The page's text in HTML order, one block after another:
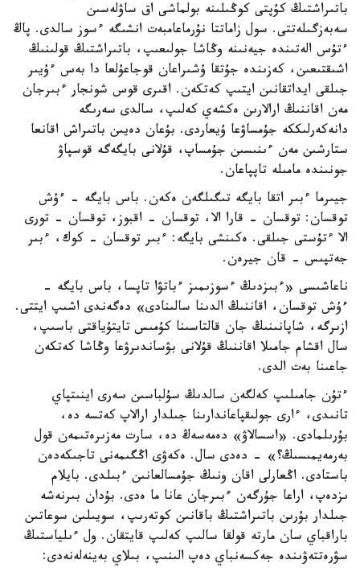
باتىراشتىڭ كۇپتى كوڭىلىنە بولماشى اق ساۋلەسىن
سەبەزگىلەتتى. سول زاماتتا نۇرماعامبەت انشىگە ءسوز سالدى. پاڭ
ءتۇس الەتىندە جيەنىنە وڭاشا جولىعىپ، باتىراشتىڭ قولىنىڭ
اشىقتىعىن، كەزىندە جۇتقا ۇشىراعان قوجاعۇلعا دا بەس ءۇيىر
جىلقى ايداتقانىن ايتىپ كەتكەن. اقىرى قوس شونجار ءبىرجان
مەن اقاننىڭ ارالارىن ەكشەي كەلىپ، سالدى سەرىگە
دانەكەرلىككە جۇمساۋعا ۇيعاردى. بۇعان دەيىن باتىراش اقانعا
ستارشىن مەن ءىنىسىن جۇمساپ، قۇلانى بايگەگە قوسپاۋ
جونىندە مامىلە تاپپاعان.
جيىرما ءبىر اتقا بايگە تىگىلگەن ەكەن. باس بايگە - ءۇش
توقسان: توقسان - قارا الا، توقسان - اقبوز، توقسان - تورى
الا ءتۇستى جىلقى. ەكىنشى بايگە: ءبىر توقسان - كوك، ءبىر
جەتپىس - قان جيرەن.
ناعاشىسى «ءبىزدىڭ ءسوزىمىز ءباتۋا تاپسا، باس بايگە -
ءۇش توقسان، اقاننىڭ الدىنا سالىنادى» دەگەندى اشىپ ايتتى.
ازىرگە، شاپانىنىڭ جان قالتاسىنا كۇمىس تايتۇياقتى باسىپ،
سال اقشام جامىلا اقاننىڭ قۇلانى بۋساندىرۋعا وڭاشا كەتكەن
جاعىنا بەت الدى.
ءتۇن جامىلىپ كەلگەن سالدىڭ سۇلباسىن سەرى اينىتپاي
تانىدى، ءارى جولىقپاعاندارىنا جىلدار ارالاپ كەتسە دە،
بۇرىلمادى. «اسسالاۋ» دەمەسەڭ دە، سارت مەزىرەتىمەن قول
بەرمەيمىسىڭ؟» - دەدى سال. ەكەۋى اڭگىمەنى تاجىكەدەن
باستادى. اڭعارلى اقان ونىڭ جۇمسالعانىن ءبىلدى. بايلام
ىزدەپ، اراعا جۇرگەن ءبىرجان عانا ما ەدى. بۇدان بىرنەشە
جىلدار بۇرىن باتىراشتىڭ باقانىن كوتەرىپ، سويىلىن سوعاتىن
باراقباي سان مارتە قولقا سالىپ كەلىپ قايتقان. ول ءىلياستىڭ
سۋرەتتەۋىندە جەكسەنباي دەپ الىنىپ، بىلاي بەينەلەنەدى: